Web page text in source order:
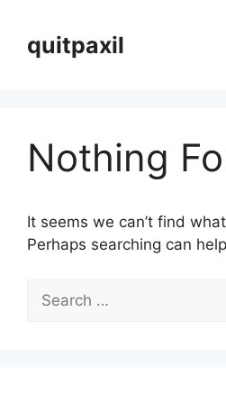
contentquitpaxil
Nothing
It seems we can’t find
Perhaps searching can
for: